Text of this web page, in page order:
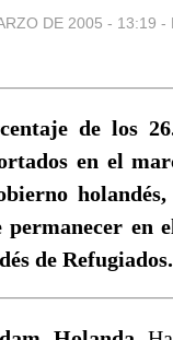
DE 2005 - 13:19 -
de los
en el
permanecer en
de Refugiados.